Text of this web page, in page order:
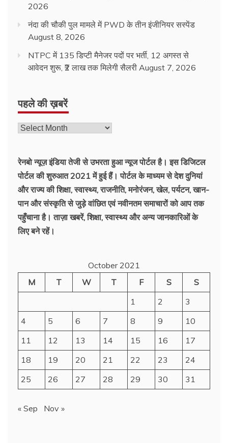
2026
नंदा की चौकी पुल मामले में PWD के तीन इंजीनियर सस्पेंड
August 8, 2026
NTPC में 135 डिप्टी मैनेजर पदों पर भर्ती, 12 अगस्त से
आवेदन शुरू, ₹2 लाख तक मिलेगी सैलरी August 7, 2026
पहले की ख़बरें
रेनबो न्यूज़ इंडिया तेजी से उभरता हुआ न्‍यूज पोर्टल है। इस डिजिटल
पोर्टल की शुरुआत 2021 में हुई हैं। पोर्टल के माध्यम से देश दुनियां
और राज्य की शिक्षा, स्वास्थ्य, राजनीति, मनोरंजन, खेल, पर्यटन, खान-
पान और संस्कृति से जुड़े वांछित एवं नवीनतम समाचारों को आप तक
पहुँचाना है। ताज़ा खबरें, शिक्षा, स्वास्थ्य और अन्य जानकारिओं के
लिए बने रहें।
October 2021
M
T W T F S
S
1
2
3
4
5 6 7 8 9
10
11
12 13 14 15 16
17
18
19 20 21 22 23
24
25
26 27 28 29 30 31
« Sep Nov »